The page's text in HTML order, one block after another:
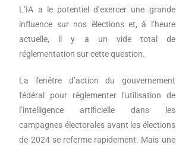
L’IA a le potentiel d’exercer une grande
influence sur nos élections et, à l’heure
actuelle, il y a un vide total de
réglementation sur cette question.
La fenêtre d’action du gouvernement
fédéral pour réglementer l’utilisation de
l’intelligence artificielle dans les
campagnes électorales avant les élections
de 2024 se referme rapidement. Mais une